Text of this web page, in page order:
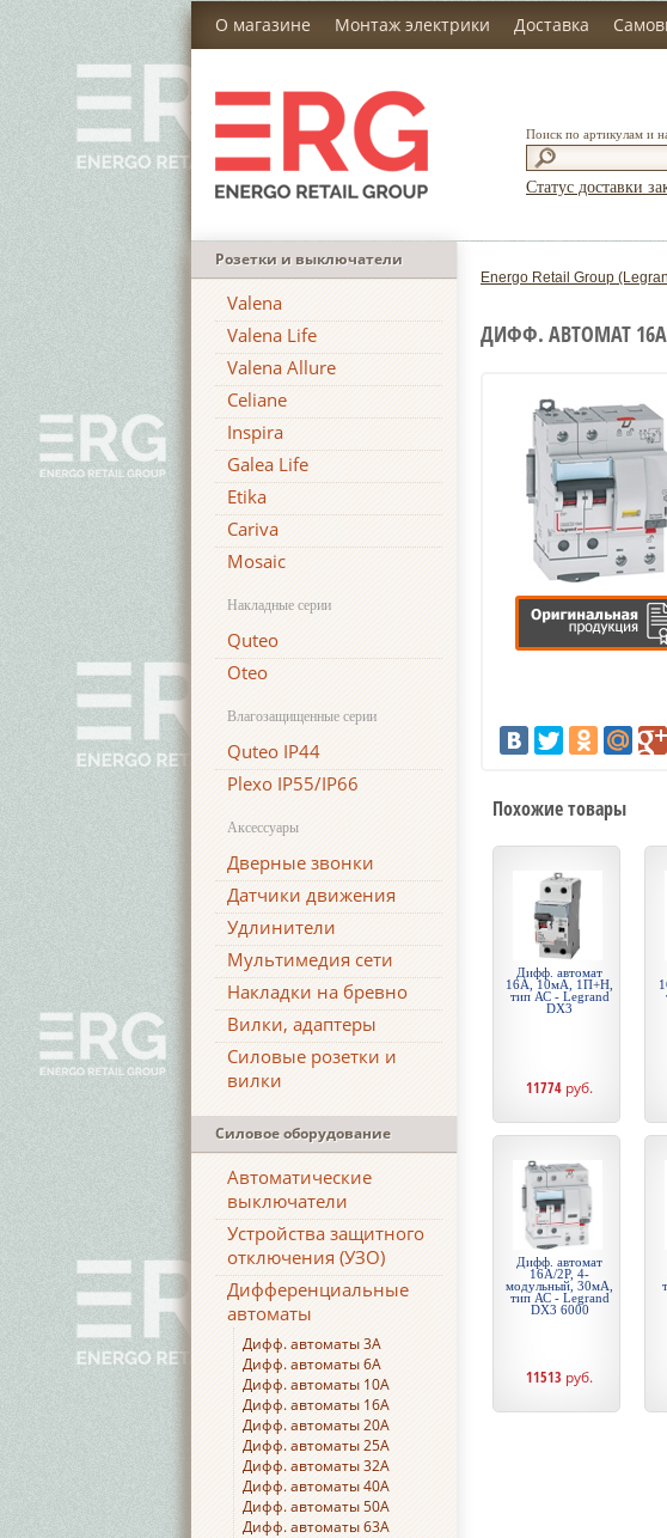
О магазине Монтаж электрики Доставка
Поиск по артикулам и
Статус доставки
Розетки и выключатели
Valena
Valena Life
Valena Allure
Celiane
Inspira
Galea Life
Etika
Cariva
Mosaic
Накладные серии
Quteo
Oteo
Влагозащищенные серии
Quteo IP44
Plexo IP55/IP66
Аксессуары
Дверные звонки
Датчики движения
Удлинители
Мультимедия сети
Накладки на бревно
Вилки, адаптеры
Силовые розетки и
вилки
Силовое оборудование
Автоматические
выключатели
Устройства защитного
отключения (УЗО)
Дифференциальные
автоматы
Дифф. автоматы 3А
Дифф. автоматы 6А
Дифф. автоматы 10А
Дифф. автоматы 16А
Дифф. автоматы 20А
Дифф. автоматы 25А
Дифф. автоматы 32А
Дифф. автоматы 40А
Дифф. автоматы 50А
Дифф. автоматы 63А
Energo Retail Group
ДИФФ. АВТОМАТ 16А/
Похожие товары
Дифф. автомат
16А, 10мА, 1П+Н,
тип АС - Legrand
DX3
11774 руб.
Дифф. автомат
16А/2P, 4-
модульный, 30мА,
тип АС - Legrand
DX3 6000
11513 руб.